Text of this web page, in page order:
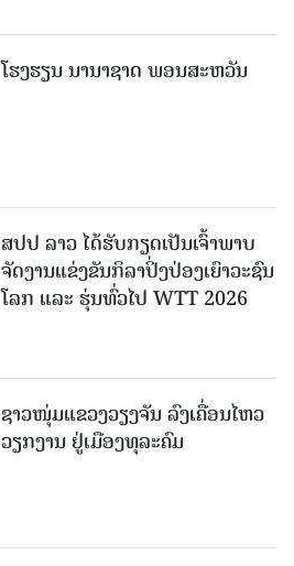
ໂຮງຮຽນ ນານາຊາດ ພອນສະຫວັນ
ສປປ ລາວ ໄດ້ຮັບກຽດເປັນເຈົ້າພາບ
ຈັດງານແຂ່ງຂັນກິລາປິ່ງປ່ອງເຍົາວະຊົນ
ໂລກ ແລະ ຮຸ່ນທົ່ວໄປ WTT 2026
ຊາວໜຸ່ມແຂວງວຽງຈັນ ລົງເຄື່ອນໄຫວ
ວຽກງານ ຢູ່ເມືອງທຸລະຄົມ